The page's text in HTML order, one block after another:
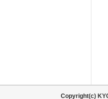
Copyright(c)